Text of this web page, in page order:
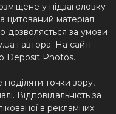
у підзаголовку
цитований матеріал.
дозволяється за умови
і автора. На сайті
Deposit Photos.
точки зору,
Відповідальність за
в рекламних